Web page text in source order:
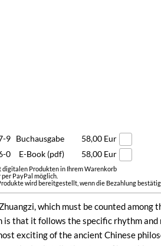
9 Buchausgabe
58,00 Eur
0
E-Book (pdf) 58,00 Eur
digitalen Produkten in Ihrem Warenkorb
PayPal möglich.
wird bereitgestellt, wenn die Bezahlung
which must be counted among
that it follows the specific rhythm and
exciting of the ancient Chinese